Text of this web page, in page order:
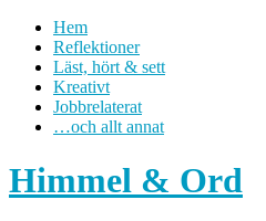
Hem
Reflektioner
Läst, hört & sett
Kreativt
Jobbrelaterat
…och allt annat
Himmel & Ord